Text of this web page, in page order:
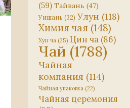
(59) Тайвань (47)
Уишань (32) Улун (118)
Химия чая (148)
Хун ча (25) Цин ча (86)
Чай (1788)
Чайная
компания (114)
Чайная упаковка (22)
Чайная церемония